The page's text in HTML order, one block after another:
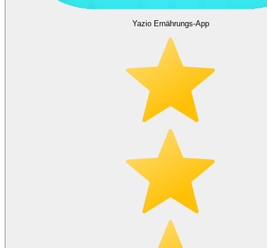
Yazio Ernährungs-App